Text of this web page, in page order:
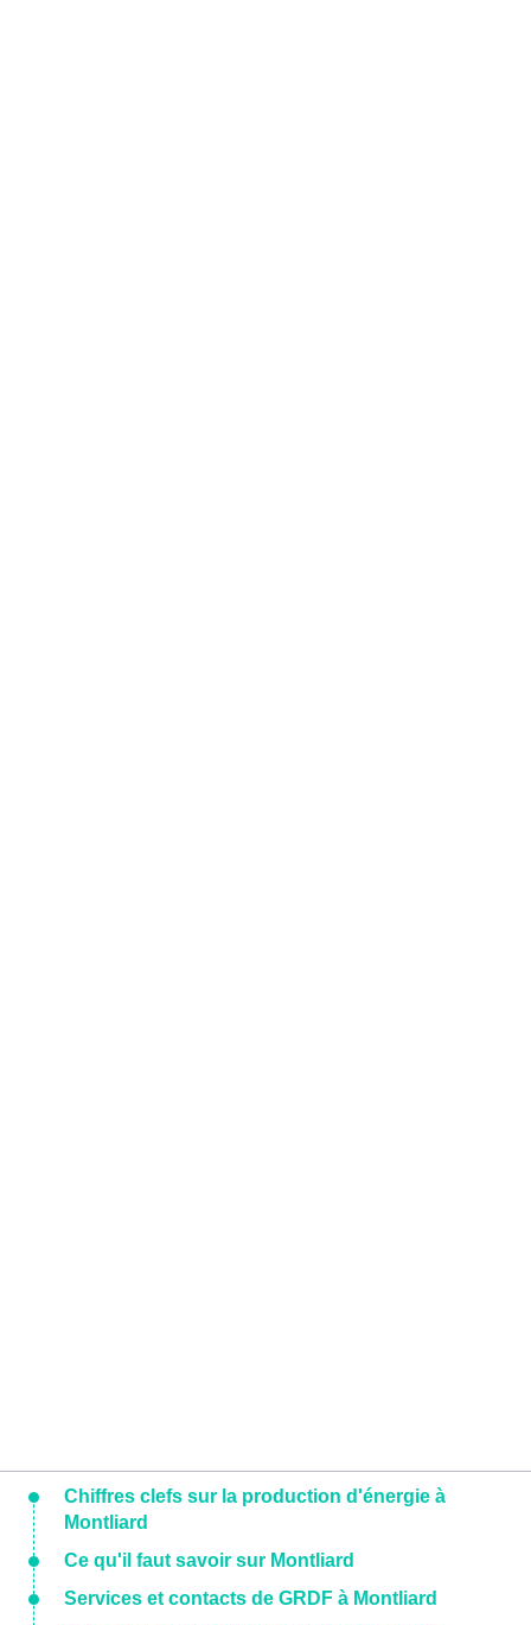
Chiffres clefs sur la production d'énergie à
Montliard
Ce qu'il faut savoir sur Montliard
Services et contacts de GRDF à Montliard